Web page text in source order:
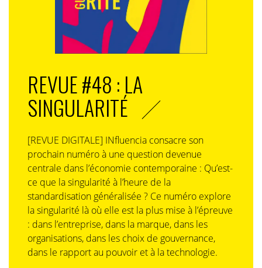
REVUE #48 : LA
SINGULARITÉ
[REVUE DIGITALE] INfluencia consacre son
prochain numéro à une question devenue
centrale dans l’économie contemporaine : Qu’est-
ce que la singularité à l’heure de la
standardisation généralisée ? Ce numéro explore
la singularité là où elle est la plus mise à l’épreuve
: dans l’entreprise, dans la marque, dans les
organisations, dans les choix de gouvernance,
dans le rapport au pouvoir et à la technologie.